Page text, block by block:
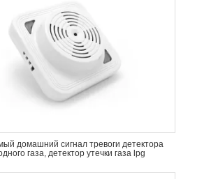
домашний сигнал тревоги детектора
газа, детектор утечки газа lpg